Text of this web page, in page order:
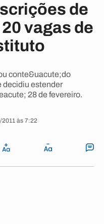
de
vagas de
conte&uacute;do
decidiu estender
28 de fevereiro.
às 7:22